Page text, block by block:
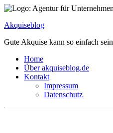
Akquiseblog
Gute Akquise kann so einfach sein
Home
Über akquiseblog.de
Kontakt
Impressum
Datenschutz